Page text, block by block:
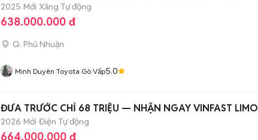
2025 Mới Xăng Tự động
638.000.000 đ
Q. Phú Nhuận
Minh Duyên Toyota Gò Vấp5.0
ĐƯA TRƯỚC CHỈ 68 TRIỆU — NHẬN NGAY VINFAST LIMO
2026 Mới Điện Tự động
664.000.000 đ